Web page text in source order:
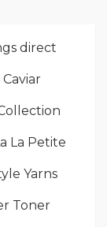
direct
La Petite
Yarns
Toner